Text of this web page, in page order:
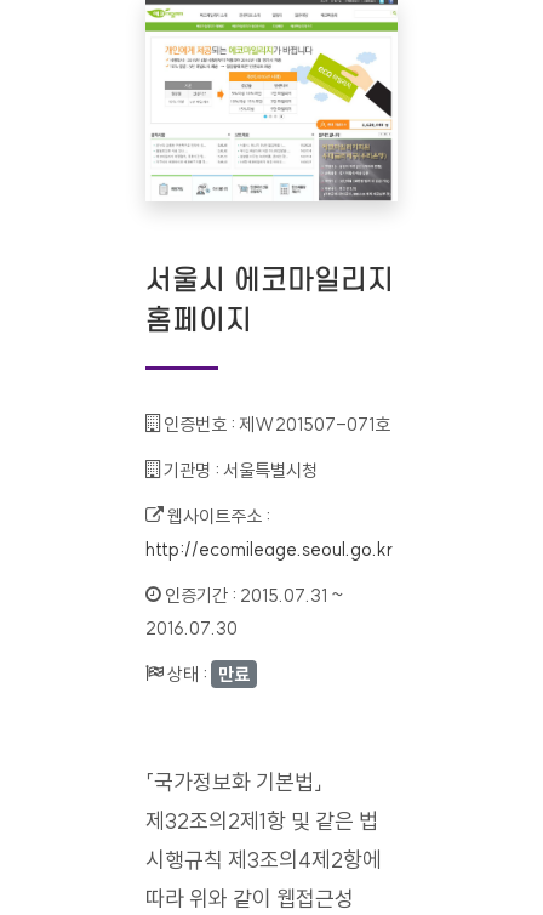
서울시 에코마일리지
홈페이지
인증번호 : 제W201507-071호
기관명 : 서울특별시청
웹사이트주소 :
http://ecomileage.seoul.go.kr
인증기간 : 2015.07.31 ~
2016.07.30
상태 : 만료
「국가정보화 기본법」
제32조의2제1항 및 같은 법
시행규칙 제3조의4제2항에
따라 위와 같이 웹접근성